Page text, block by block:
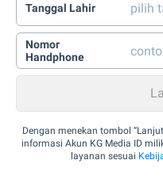
Tanggal Lahir
Nomor
Handphone
Dengan menekan tombol
informasi Akun KG Media ID
layanan sesuai